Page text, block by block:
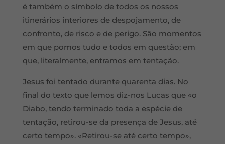
é também o símbolo de todos os nossos
itinerários interiores de despojamento, de
confronto, de risco e de perigo. São momentos
em que pomos tudo e todos em questão; em
que, literalmente, entramos em tentação.
Jesus foi tentado durante quarenta dias. No
final do texto que lemos diz-nos Lucas que «o
Diabo, tendo terminado toda a espécie de
tentação, retirou-se da presença de Jesus, até
certo tempo». «Retirou-se até certo tempo»,